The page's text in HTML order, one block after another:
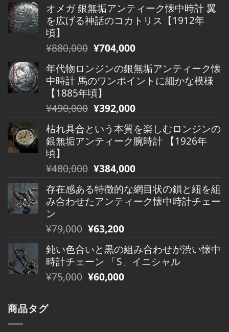
オメガ 銀無垢アンティーク懐中時計 翼
を広げる神話のコカトリス【1912年
頃】
元
価
格
は
¥880,000
で
し
た。
¥880,000 現
の
価
格
は
¥880,000
で
す。
¥704,000
年代物ロンジンの銀無垢アンティーク懐
中時計 馬のワンポイントに細かな模様
【1885年頃】
元
価
格
は
¥490,000
で
し
た。
¥490,000 現
の
価
は
¥490,000
で
す。
¥392,000
枯れ具合という本質を楽しむロンジンの
銀無垢アンティーク腕時計 【1926年
頃】
元
価
格
は
¥480,000
で
し
た。
¥480,000 現
の
価
は
¥480,000
で
す。
¥384,000
存在感ある特徴的な網目状の鎖と紐を組
み合わせたアンティーク懐中時計チェー
ン
元
価
格
は
で
¥79,000 現
の
価
格
¥63,200
鈍い色合いと黒の組み合わせが渋い懐中
時計チェーン 「S」イニシャル
元
価
¥75,000 現
¥60,000
商品タグ